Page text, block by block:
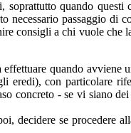
soprattutto quando
necessario passaggio di
consigli a chi vuole che
effettuare quando avviene
eredi), con particolare
concreto - se vi siano
decidere se procedere